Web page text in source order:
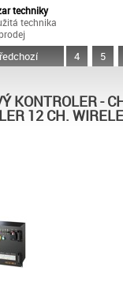
techniky
technika
4 5
KONTROLER -
12 CH.